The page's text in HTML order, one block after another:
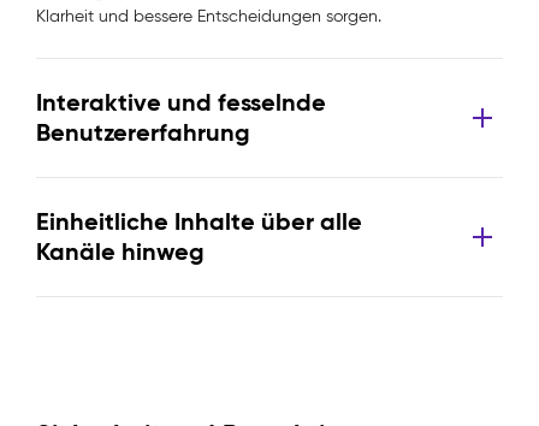
Klarheit und bessere Entscheidungen sorgen.
Interaktive und fesselnde
Benutzererfahrung
Einheitliche Inhalte über alle
Kanäle hinweg